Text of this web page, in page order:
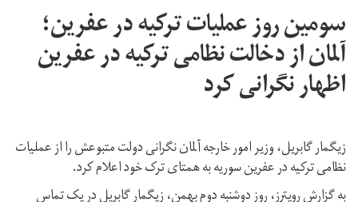
سومین روز عملیات ترکیه در عفرین؛
آلمان از دخالت نظامی ترکیه در عفرین
اظهار نگرانی کرد
زیگمار گابریل، وزیر امور خارجه آلمان نگرانی دولت متبوعش را از عملیات
نظامی ترکیه در عفرین سوریه به همتای ترک خود اعلام کرد.